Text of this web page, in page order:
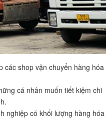
các shop vận chuyển hàng hóa
cá nhân muốn tiết kiệm chi
nghiệp có khối lượng hàng hóa